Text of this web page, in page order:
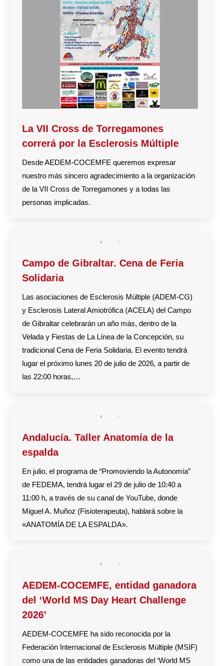
La VII Cross de Torregamones
correrá por la Esclerosis Múltiple
Desde AEDEM-COCEMFE queremos expresar
nuestro más sincero agradecimiento a la organización
de la VII Cross de Torregamones y a todas las
personas implicadas.
Campo de Gibraltar. Cena de Feria
Solidaria
Las asociaciones de Esclerosis Múltiple (ADEM-CG)
y Esclerosis Lateral Amiotrófica (ACELA) del Campo
de Gibraltar celebrarán un año más, dentro de la
Velada y Fiestas de La Línea de la Concepción, su
tradicional Cena de Feria Solidaria. El evento tendrá
lugar el próximo lunes 20 de julio de 2026, a partir de
las 22:00 horas,…
Andalucía. Taller Anatomía de la
espalda
En julio, el programa de “Promoviendo la Autonomía”
de FEDEMA, tendrá lugar el 29 de julio de 10:40 a
11:00 h, a través de su canal de YouTube, donde
Miguel A. Muñoz (Fisioterapeuta), hablará sobre la
«ANATOMÍA DE LA ESPALDA».
AEDEM-COCEMFE, entidad ganadora
del ‘World MS Day Heart Challenge
2026’
AEDEM-COCEMFE ha sido reconocida por la
Federación Internacional de Esclerosis Múltiple (MSIF)
como una de las entidades ganadoras del ‘World MS